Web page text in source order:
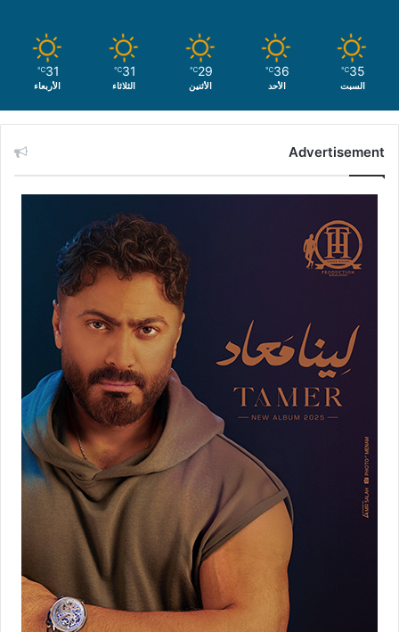
35
℃
السبت
36
℃
الأحد
29
℃
الأثنين
31
℃
الثلاثاء
31
℃
الأربعاء
Advertisement